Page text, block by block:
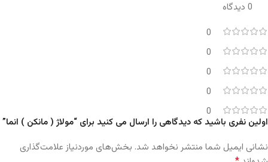
0 دیدگاه
0
0
0
0
0
اولین نفری باشید که دیدگاهی را ارسال می کنید برای “مولاژ ( مانکن ) انما”
نشانی ایمیل شما منتشر نخواهد شد. بخش‌های موردنیاز علامت‌گذاری